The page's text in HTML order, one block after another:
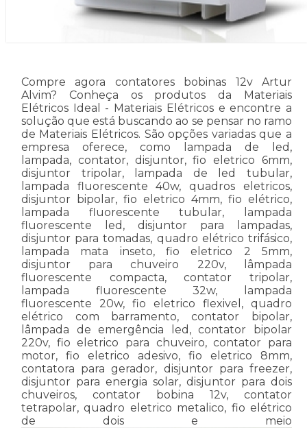
Compre agora contatores bobinas 12v Artur
Alvim? Conheça os produtos da Materiais
Elétricos Ideal - Materiais Elétricos e encontre a
solução que está buscando ao se pensar no ramo
de Materiais Elétricos. São opções variadas que a
empresa oferece, como lampada de led,
lampada, contator, disjuntor, fio eletrico 6mm,
disjuntor tripolar, lampada de led tubular,
lampada fluorescente 40w, quadros eletricos,
disjuntor bipolar, fio eletrico 4mm, fio elétrico,
lampada fluorescente tubular, lampada
fluorescente led, disjuntor para lampadas,
disjuntor para tomadas, quadro elétrico trifásico,
lampada mata inseto, fio eletrico 2 5mm,
disjuntor para chuveiro 220v, lâmpada
fluorescente compacta, contator tripolar,
lampada fluorescente 32w, lampada
fluorescente 20w, fio eletrico flexivel, quadro
elétrico com barramento, contator bipolar,
lâmpada de emergência led, contator bipolar
220v, fio eletrico para chuveiro, contator para
motor, fio eletrico adesivo, fio eletrico 8mm,
contatora para gerador, disjuntor para freezer,
disjuntor para energia solar, disjuntor para dois
chuveiros, contator bobina 12v, contator
tetrapolar, quadro eletrico metalico, fio elétrico
de dois e meio